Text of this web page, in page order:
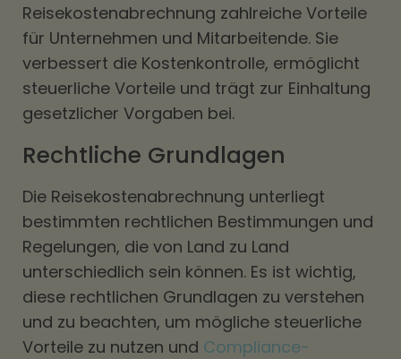
Reisekostenabrechnung zahlreiche Vorteile
für Unternehmen und Mitarbeitende. Sie
verbessert die Kostenkontrolle, ermöglicht
steuerliche Vorteile und trägt zur Einhaltung
gesetzlicher Vorgaben bei.
Rechtliche Grundlagen
Die Reisekostenabrechnung unterliegt
bestimmten rechtlichen Bestimmungen und
Regelungen, die von Land zu Land
unterschiedlich sein können. Es ist wichtig,
diese rechtlichen Grundlagen zu verstehen
und zu beachten, um mögliche steuerliche
Vorteile zu nutzen und Compliance-